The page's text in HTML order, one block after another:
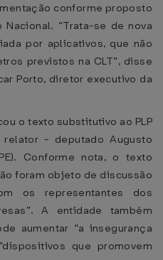
conforme proposto
“Trata-se de nova
por aplicativos, que não
previstos na CLT”, disse
Porto, diretor executivo da
o texto substitutivo ao PLP
- deputado Augusto
Conforme nota, o texto
foram objeto de discussão
os representantes dos
A entidade também
aumentar “a insegurança
que promovem